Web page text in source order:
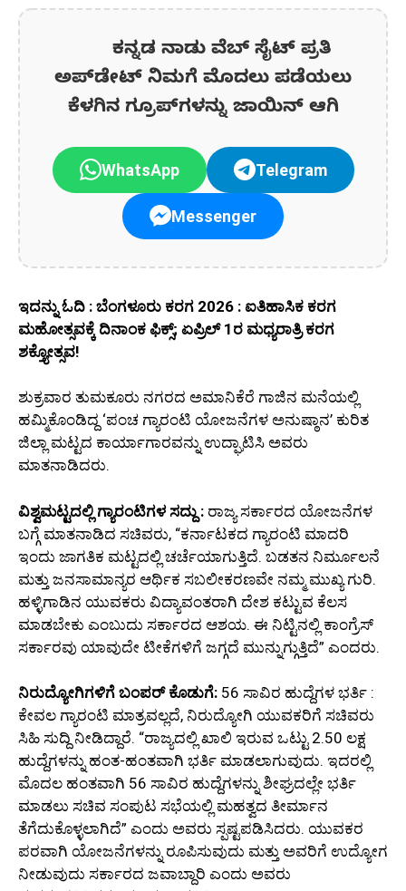
ಕನ್ನಡ ನಾಡು ವೆಬ್ ಸೈಟ್ ಪ್ರತಿ
ಅಪ್‌ಡೇಟ್‌ ನಿಮಗೆ ಮೊದಲು ಪಡೆಯಲು
ಕೆಳಗಿನ ಗ್ರೂಪ್‌ಗಳನ್ನು ಜಾಯಿನ್ ಆಗಿ
WhatsApp Telegram
Messenger
ಇದನ್ನು ಓದಿ : ಬೆಂಗಳೂರು ಕರಗ 2026 : ಐತಿಹಾಸಿಕ ಕರಗ
ಮಹೋತ್ಸವಕ್ಕೆ ದಿನಾಂಕ ಫಿಕ್ಸ್; ಏಪ್ರಿಲ್ 1ರ ಮಧ್ಯರಾತ್ರಿ ಕರಗ
ಶಕ್ತ್ಯೋತ್ಸವ!
ಶುಕ್ರವಾರ ತುಮಕೂರು ನಗರದ ಅಮಾನಿಕೆರೆ ಗಾಜಿನ ಮನೆಯಲ್ಲಿ
ಹಮ್ಮಿಕೊಂಡಿದ್ದ ‘ಪಂಚ ಗ್ಯಾರಂಟಿ ಯೋಜನೆಗಳ ಅನುಷ್ಠಾನ’ ಕುರಿತ
ಜಿಲ್ಲಾ ಮಟ್ಟದ ಕಾರ್ಯಾಗಾರವನ್ನು ಉದ್ಘಾಟಿಸಿ ಅವರು
ಮಾತನಾಡಿದರು.
ವಿಶ್ವಮಟ್ಟದಲ್ಲಿ ಗ್ಯಾರಂಟಿಗಳ ಸದ್ದು : ರಾಜ್ಯ ಸರ್ಕಾರದ ಯೋಜನೆಗಳ
ಬಗ್ಗೆ ಮಾತನಾಡಿದ ಸಚಿವರು, “ಕರ್ನಾಟಕದ ಗ್ಯಾರಂಟಿ ಮಾದರಿ
ಇಂದು ಜಾಗತಿಕ ಮಟ್ಟದಲ್ಲಿ ಚರ್ಚೆಯಾಗುತ್ತಿದೆ. ಬಡತನ ನಿರ್ಮೂಲನೆ
ಮತ್ತು ಜನಸಾಮಾನ್ಯರ ಆರ್ಥಿಕ ಸಬಲೀಕರಣವೇ ನಮ್ಮ ಮುಖ್ಯ ಗುರಿ.
ಹಳ್ಳಿಗಾಡಿನ ಯುವಕರು ವಿದ್ಯಾವಂತರಾಗಿ ದೇಶ ಕಟ್ಟುವ ಕೆಲಸ
ಮಾಡಬೇಕು ಎಂಬುದು ಸರ್ಕಾರದ ಆಶಯ. ಈ ನಿಟ್ಟಿನಲ್ಲಿ ಕಾಂಗ್ರೆಸ್
ಸರ್ಕಾರವು ಯಾವುದೇ ಟೀಕೆಗಳಿಗೆ ಜಗ್ಗದೆ ಮುನ್ನುಗ್ಗುತ್ತಿದೆ” ಎಂದರು.
ನಿರುದ್ಯೋಗಿಗಳಿಗೆ ಬಂಪರ್ ಕೊಡುಗೆ: 56 ಸಾವಿರ ಹುದ್ದೆಗಳ ಭರ್ತಿ :
ಕೇವಲ ಗ್ಯಾರಂಟಿ ಮಾತ್ರವಲ್ಲದೆ, ನಿರುದ್ಯೋಗಿ ಯುವಕರಿಗೆ ಸಚಿವರು
ಸಿಹಿ ಸುದ್ದಿ ನೀಡಿದ್ದಾರೆ. “ರಾಜ್ಯದಲ್ಲಿ ಖಾಲಿ ಇರುವ ಒಟ್ಟು 2.50 ಲಕ್ಷ
ಹುದ್ದೆಗಳನ್ನು ಹಂತ-ಹಂತವಾಗಿ ಭರ್ತಿ ಮಾಡಲಾಗುವುದು. ಇದರಲ್ಲಿ
ಮೊದಲ ಹಂತವಾಗಿ 56 ಸಾವಿರ ಹುದ್ದೆಗಳನ್ನು ಶೀಘ್ರದಲ್ಲೇ ಭರ್ತಿ
ಮಾಡಲು ಸಚಿವ ಸಂಪುಟ ಸಭೆಯಲ್ಲಿ ಮಹತ್ವದ ತೀರ್ಮಾನ
ತೆಗೆದುಕೊಳ್ಳಲಾಗಿದೆ” ಎಂದು ಅವರು ಸ್ಪಷ್ಟಪಡಿಸಿದರು. ಯುವಕರ
ಪರವಾಗಿ ಯೋಜನೆಗಳನ್ನು ರೂಪಿಸುವುದು ಮತ್ತು ಅವರಿಗೆ ಉದ್ಯೋಗ
ನೀಡುವುದು ಸರ್ಕಾರದ ಜವಾಬ್ದಾರಿ ಎಂದು ಅವರು